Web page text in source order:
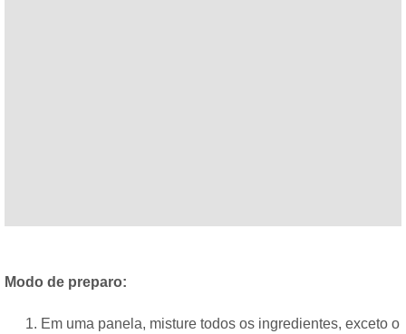
Modo de preparo:
Em uma panela, misture todos os ingredientes, exceto o